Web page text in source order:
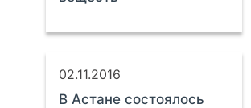
02.11.2016
В Астане состоялось